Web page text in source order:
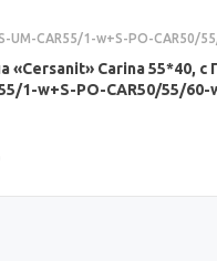
UM-CAR55/1-w+S-PO-CAR50/
«Cersanit» Carina 55*40,
1-w+S-PO-CAR50/55/60-